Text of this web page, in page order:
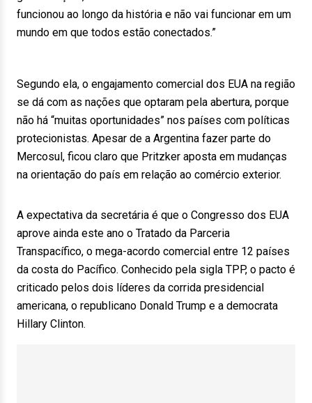
funcionou ao longo da história e não vai funcionar em um
mundo em que todos estão conectados.”
Segundo ela, o engajamento comercial dos EUA na região
se dá com as nações que optaram pela abertura, porque
não há “muitas oportunidades” nos países com políticas
protecionistas. Apesar de a Argentina fazer parte do
Mercosul, ficou claro que Pritzker aposta em mudanças
na orientação do país em relação ao comércio exterior.
A expectativa da secretária é que o Congresso dos EUA
aprove ainda este ano o Tratado da Parceria
Transpacífico, o mega-acordo comercial entre 12 países
da costa do Pacífico. Conhecido pela sigla TPP, o pacto é
criticado pelos dois líderes da corrida presidencial
americana, o republicano Donald Trump e a democrata
Hillary Clinton.